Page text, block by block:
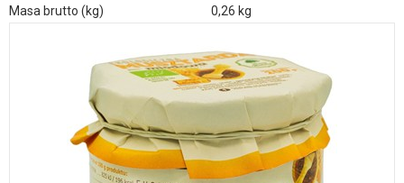
Masa brutto (kg)
0,26 kg